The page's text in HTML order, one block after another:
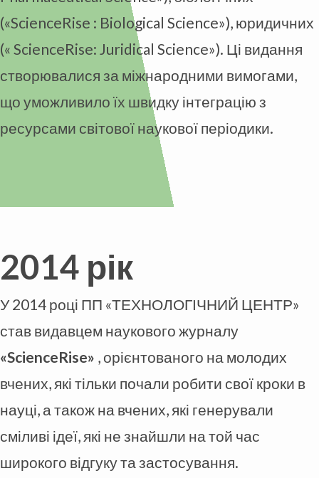
(«ScienceRise : Biological Science»), юридичних
(« ScienceRise: Juridical Science»). Ці видання
створювалися за міжнародними вимогами,
що уможливило їх швидку інтеграцію з
ресурсами світової наукової періодики.
2014 рік
У 2014 році ПП «ТЕХНОЛОГІЧНИЙ ЦЕНТР»
став видавцем наукового журналу
«ScienceRise» , орієнтованого на молодих
вчених, які тільки почали робити свої кроки в
науці, а також на вчених, які генерували
сміливі ідеї, які не знайшли на той час
широкого відгуку та застосування.